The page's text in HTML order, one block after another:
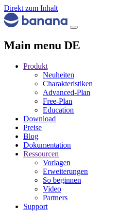
Direkt zum Inhalt
Main menu DE
Produkt
Neuheiten
Charakteristiken
Advanced-Plan
Free-Plan
Education
Download
Preise
Blog
Dokumentation
Ressourcen
Vorlagen
Erweiterungen
So beginnen
Video
Partners
Support